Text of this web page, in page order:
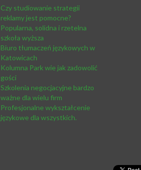
Czy studiowanie strategii
reklamy jest pomocne?
Popularna, solidna i rzetelna
szkoła wyższa
Biuro tłumaczeń językowych w
Katowicach
Kolumna Park wie jak zadowolić
gości
Szkolenia negocjacyjne bardzo
ważne dla wielu firm
Profesjonalne wykształcenie
językowe dla wszystkich.